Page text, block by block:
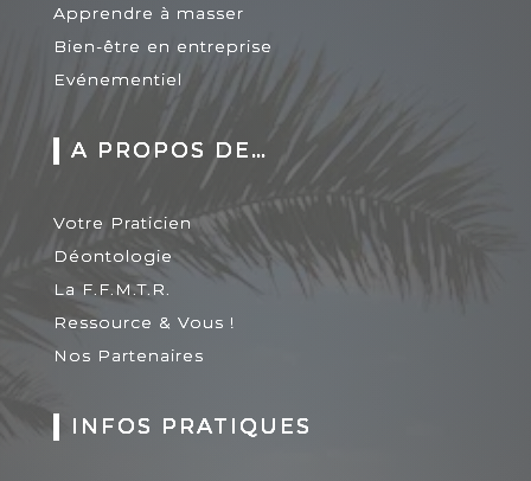
Apprendre à masser
Bien-être en entreprise
Evénementiel
A PROPOS DE…
Votre Praticien
Déontologie
La F.F.M.T.R.
Ressource & Vous !
Nos Partenaires
INFOS PRATIQUES